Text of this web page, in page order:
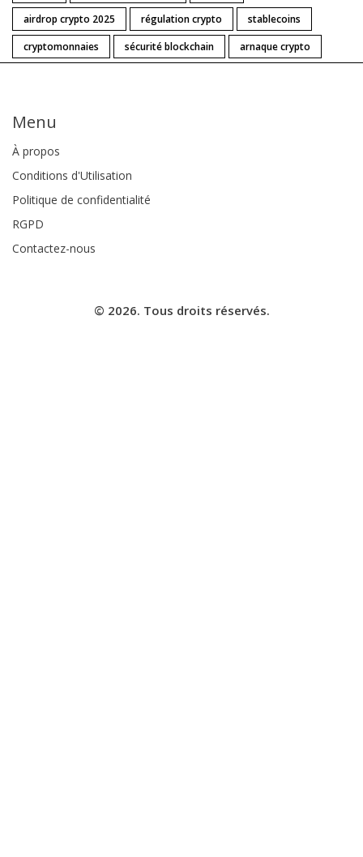
airdrop crypto 2025
régulation crypto
stablecoins
cryptomonnaies
sécurité blockchain arnaque crypto
Menu
À propos
Conditions d'Utilisation
Politique de confidentialité
RGPD
Contactez-nous
© 2026. Tous droits réservés.